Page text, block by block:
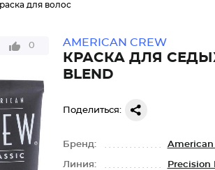
для волос
0 AMERICAN CREW
КРАСКА ДЛЯ
BLEND
Поделиться:
Бренд: American
Линия: Precision